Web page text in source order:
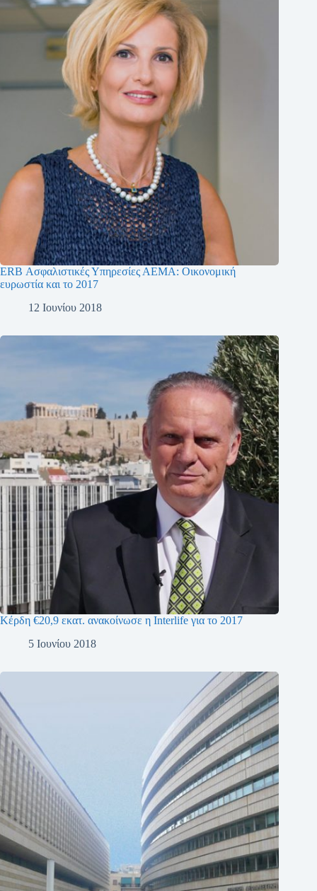
ERB Ασφαλιστικές Υπηρεσίες ΑΕΜΑ: Οικονομική
ευρωστία και το 2017
12 Ιουνίου 2018
Κέρδη €20,9 εκατ. ανακοίνωσε η Interlife για το 2017
5 Ιουνίου 2018